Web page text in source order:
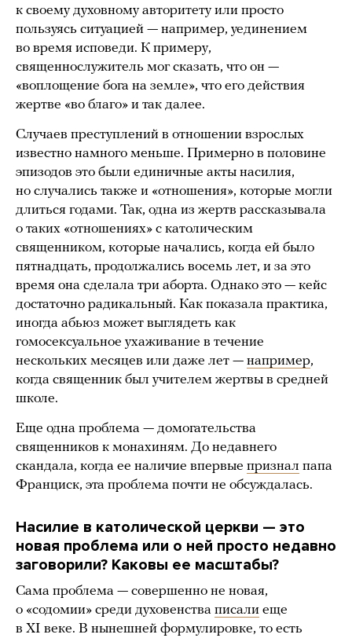
к своему духовному авторитету или просто
пользуясь ситуацией — например, уединением
во время исповеди. К примеру,
священнослужитель мог сказать, что он —
«воплощение бога на земле», что его действия
жертве «во благо» и так далее.
Случаев преступлений в отношении взрослых
известно намного меньше. Примерно в половине
эпизодов это были единичные акты насилия,
но случались также и «отношения», которые могли
длиться годами. Так, одна из жертв рассказывала
о таких «отношениях» с католическим
священником, которые начались, когда ей было
пятнадцать, продолжались восемь лет, и за это
время она сделала три аборта. Однако это — кейс
достаточно радикальный. Как показала практика,
иногда абьюз может выглядеть как
гомосексуальное ухаживание в течение
нескольких месяцев или даже лет — например,
когда священник был учителем жертвы в средней
школе.
Еще одна проблема — домогательства
священников к монахиням. До недавнего
скандала, когда ее наличие впервые признал папа
Франциск, эта проблема почти не обсуждалась.
Насилие в католической церкви — это
новая проблема или о ней просто недавно
заговорили? Каковы ее масштабы?
Сама проблема — совершенно не новая,
о «содомии» среди духовенства писали еще
в XI веке. В нынешней формулировке, то есть